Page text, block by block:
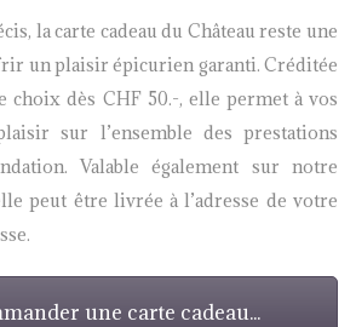
la carte cadeau du Château reste une
un plaisir épicurien garanti. Créditée
choix dès CHF 50.-, elle permet à vos
sur l’ensemble des prestations
Valable également sur notre
peut être livrée à l’adresse de votre
une carte cadeau...